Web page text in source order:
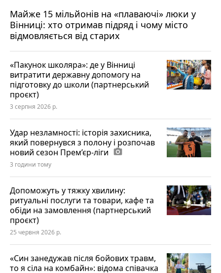
Майже 15 мільйонів на «плаваючі» люки у
Вінниці: хто отримав підряд і чому місто
відмовляється від старих
«Пакунок школяра»: де у Вінниці
витратити державну допомогу на
підготовку до школи (партнерський
проєкт)
3 серпня 2026 р.
Удар незламності: історія захисника,
який повернувся з полону і розпочав
новий сезон Прем’єр-ліги photo_camera
3 години тому
Допоможуть у тяжку хвилину:
ритуальні послуги та товари, кафе та
обіди на замовлення (партнерський
проєкт)
25 червня 2026 р.
«Син занедужав після бойових травм,
то я сіла на комбайн»: відома співачка